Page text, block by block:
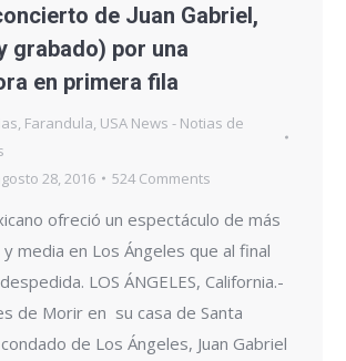
de Juan Gabriel,
grabado) por una
en primera fila
Farandula USA News - Notias de
28, 2016 524 Comments
ofreció un espectáculo de más
media en Los Ángeles que al final
LOS ÁNGELES, California.-
de Morir en su casa de Santa
de Los Ángeles, Juan Gabriel